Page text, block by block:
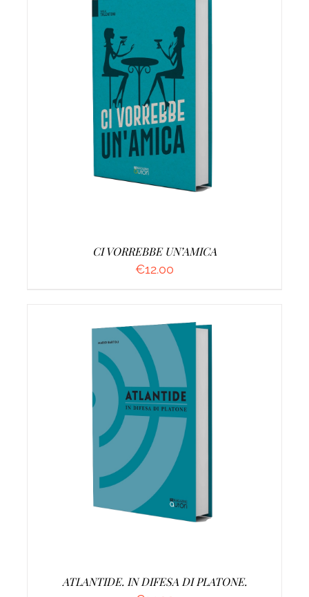
AGGIUNGI AL CARRELLO /
CI VORREBBE UN’AMICA
€12.00
AGGIUNGI AL CARRELLO /
ATLANTIDE. IN DIFESA DI PLATONE.